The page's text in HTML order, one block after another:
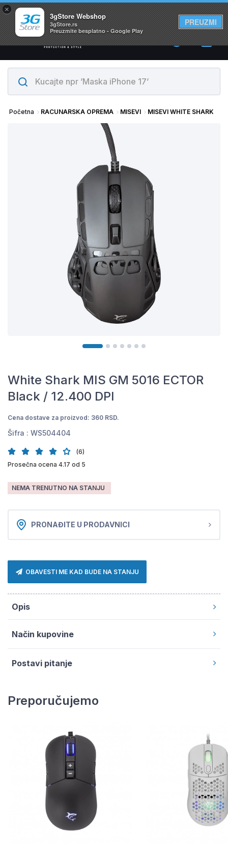
×
3gStore Webshop
3gStore.rs
Preuzmite besplatno - Google Play
PREUZMI
Svi proizvodi su na lageru. Slanje istog dana!
0
Početna RACUNARSKA OPREMA MISEVI MISEVI WHITE SHARK
White Shark MIS GM 5016 ECTOR
Black / 12.400 DPI
Cena dostave za proizvod: 360 RSD.
Šifra : WS504404
(6)
Prosečna ocena 4.17 od 5
NEMA TRENUTNO NA STANJU
PRONAĐITE U PRODAVNICI
OBAVESTI ME KAD BUDE NA STANJU
Opis
Način kupovine
Postavi pitanje
Preporučujemo